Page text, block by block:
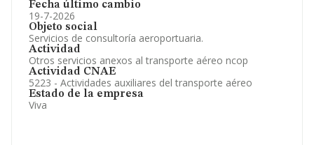
Fecha último cambio
19-7-2026
Objeto social
Servicios de consultoría aeroportuaria.
Actividad
Otros servicios anexos al transporte aéreo ncop
Actividad CNAE
5223 - Actividades auxiliares del transporte aéreo
Estado de la empresa
Viva